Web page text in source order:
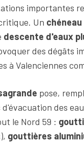
importantes
Un
descente d'eaux
des dégâts
à Valenciennes
pose,
d'évacuation des
le Nord 59 :
gouttières